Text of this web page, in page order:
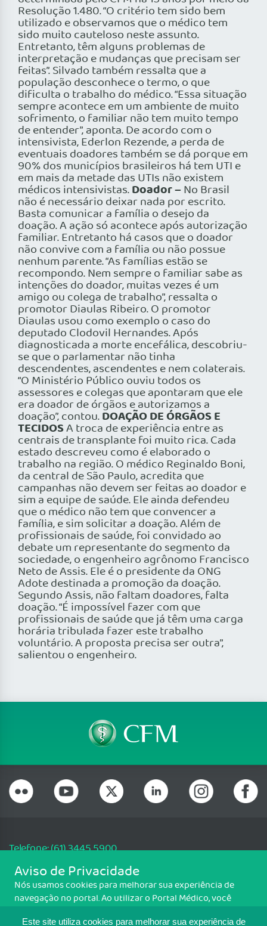
Este site utiliza cookies para melhorar sua experiência de
Resolução 1.480. “O critério tem sido bem
utilizado e observamos que o médico tem
sido muito cauteloso neste assunto.
Entretanto, têm alguns problemas de
interpretação e mudanças que precisam ser
feitas”. Silvado também ressalta que a
população desconhece o termo, o que
dificulta o trabalho do médico. “Essa situação
sempre acontece em um ambiente de muito
sofrimento, o familiar não tem muito tempo
de entender”, aponta. De acordo com o
intensivista, Ederlon Rezende, a perda de
eventuais doadores também se dá porque em
90% dos municípios brasileiros há tem UTI e
em mais da metade das UTIs não existem
médicos intensivistas.Doador –No Brasil
não é necessário deixar nada por escrito.
Basta comunicar a família o desejo da
doação. A ação só acontece após autorização
familiar. Entretanto há casos que o doador
não convive com a família ou não possue
nenhum parente. “As famílias estão se
recompondo. Nem sempre o familiar sabe as
intenções do doador, muitas vezes é um
amigo ou colega de trabalho”, ressalta o
promotor Diaulas Ribeiro. O promotor
Diaulas usou como exemplo o caso do
deputado Clodovil Hernandes. Após
diagnosticada a morte encefálica, descobriu-
se que o parlamentar não tinha
descendentes, ascendentes e nem colaterais.
“O Ministério Público ouviu todos os
assessores e colegas que apontaram que ele
era doador de órgãos e autorizamos a
doação”, contou.DOAÇÃO DE ÓRGÃOS E
TECIDOSA troca de experiência entre as
centrais de transplante foi muito rica. Cada
estado descreveu como é elaborado o
trabalho na região. O médico Reginaldo Boni,
da central de São Paulo, acredita que
campanhas não devem ser feitas ao doador e
sim a equipe de saúde. Ele ainda defendeu
que o médico não tem que convencer a
família, e sim solicitar a doação. Além de
profissionais de saúde, foi convidado ao
debate um representante do segmento da
sociedade, o engenheiro agrônomo Francisco
Neto de Assis. Ele é o presidente da ONG
Adote destinada a promoção da doação.
Segundo Assis, não faltam doadores, falta
doação. “É impossível fazer com que
profissionais de saúde que já têm uma carga
horária tribulada fazer este trabalho
voluntário. A proposta precisa ser outra”,
salientou o engenheiro.
Telefone: (61) 3445 5900
Email: cfm@portalmedico.org.br
SGAS 616, Conjunto D, Lote 115, L2 Sul, Brasília/DF - CEP: 70200-760 -
CNPJ: 33.583.550/0001-30
Aviso de Privacidade
Nós usamos cookies para melhorar sua experiência de
navegação no portal. Ao utilizar o Portal Médico, você